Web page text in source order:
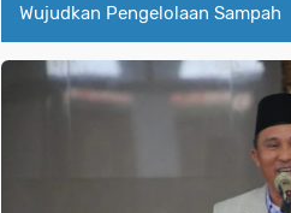
Wujudkan Pengelolaan Sampah